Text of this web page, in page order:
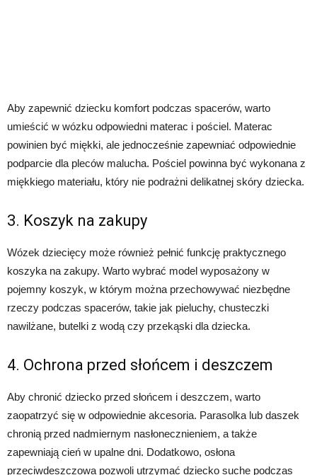
Aby zapewnić dziecku komfort podczas spacerów, warto
umieścić w wózku odpowiedni materac i pościel. Materac
powinien być miękki, ale jednocześnie zapewniać odpowiednie
podparcie dla pleców malucha. Pościel powinna być wykonana z
miękkiego materiału, który nie podrażni delikatnej skóry dziecka.
3. Koszyk na zakupy
Wózek dziecięcy może również pełnić funkcję praktycznego
koszyka na zakupy. Warto wybrać model wyposażony w
pojemny koszyk, w którym można przechowywać niezbędne
rzeczy podczas spacerów, takie jak pieluchy, chusteczki
nawilżane, butelki z wodą czy przekąski dla dziecka.
4. Ochrona przed słońcem i deszczem
Aby chronić dziecko przed słońcem i deszczem, warto
zaopatrzyć się w odpowiednie akcesoria. Parasolka lub daszek
chronią przed nadmiernym nasłonecznieniem, a także
zapewniają cień w upalne dni. Dodatkowo, osłona
przeciwdeszczowa pozwoli utrzymać dziecko suche podczas